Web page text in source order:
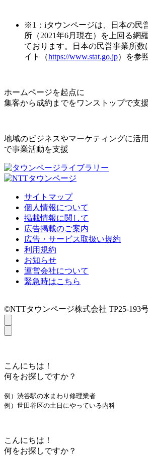
※1：iタウンページは、日本の民
所（2021年6月現在）を上回る網
ております。日本の民営事業所数
イト（https://www.stat.go.jp）を参
ホームページを起点に
集客から成約までをワンストップで支援
地域のビジネスやマーケティングに活
で事業活動を支援
サイトマップ
個人情報について
掲載情報に関して
広告掲載のご案内
広告・サービス取扱い規約
利用規約
お知らせ
運営会社について
緊急時はこちら
©NTTタウンページ株式会社 TP25-193号
こんにちは！
何をお探しですか？
例）渋谷駅の水まわり修理業者
例）世田谷区の土日にやっている内科
こんにちは！
何をお探しですか？